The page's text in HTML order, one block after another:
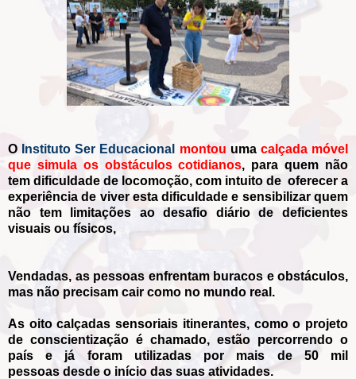
O Instituto Ser Educacional montou uma calçada móvel
que simula os obstáculos cotidianos, para quem não
tem dificuldade de locomoção, com intuito de oferecer a
experiência de viver esta dificuldade e sensibilizar quem
não tem limitações ao desafio diário de deficientes
visuais ou físicos,
Vendadas, as pessoas enfrentam buracos e obstáculos,
mas não precisam cair como no mundo real.
As oito calçadas sensoriais itinerantes, como o projeto
de conscientização é chamado, estão percorrendo o
país e já foram utilizadas por mais de 50 mil
pessoas desde o início das suas atividades.